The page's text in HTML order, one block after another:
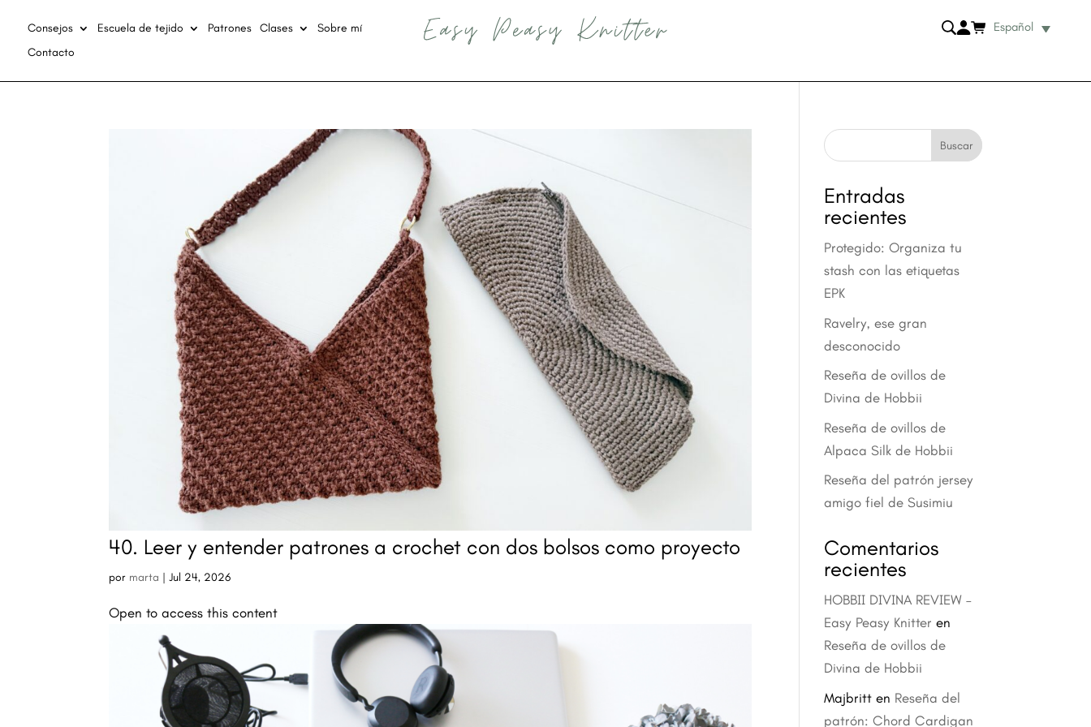
Consejos Escuela de tejido Patrones Clases
Sobre mí
Contacto
Español
40. Leer y entender patrones a crochet con dos bolsos como proyecto
por marta |Jul 24, 2026
Open to access this content
Buscar
Entradas
recientes
Protegido: Organiza tu
stash con las etiquetas
EPK
Ravelry, ese gran
desconocido
Reseña de ovillos de
Divina de Hobbii
Reseña de ovillos de
Alpaca Silk de Hobbii
Reseña del patrón jersey
amigo fiel de Susimiu
Comentarios
recientes
HOBBII DIVINA REVIEW –
Easy Peasy Knitter en
Reseña de ovillos de
Divina de Hobbii
Majbritt en Reseña del
patrón: Chord Cardigan